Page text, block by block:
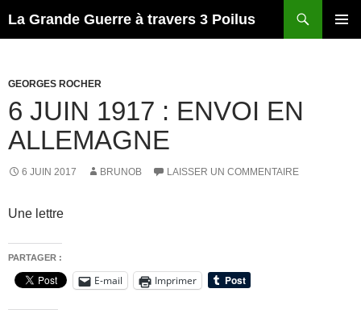
La Grande Guerre à travers 3 Poilus
GEORGES ROCHER
6 JUIN 1917 : ENVOI EN
ALLEMAGNE
6 JUIN 2017 BRUNOB LAISSER UN COMMENTAIRE
Une lettre
PARTAGER :
E-mail Imprimer